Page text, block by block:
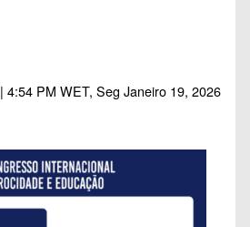
| 4:54 PM WET, Seg Janeiro 19, 2026